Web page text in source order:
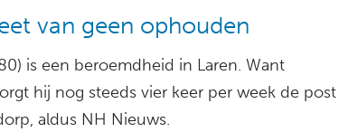
van geen ophouden
is een beroemdheid in Laren. Want
hij nog steeds vier keer per week de post
aldus NH Nieuws.